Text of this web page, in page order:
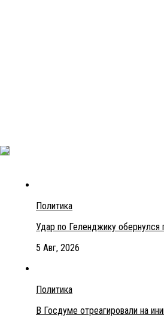
Политика
Удар по Геленджику обернулся
5 Авг, 2026
Политика
В Госдуме отреагировали на